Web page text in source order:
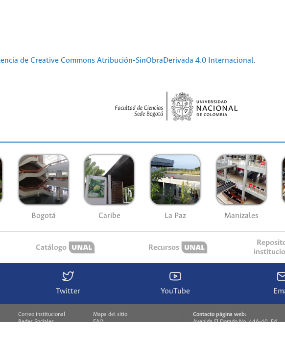
de Creative Commons Atribución-SinObraDerivada 4.0 Internacional.
Bogotá Caribe La Paz Manizales
Catálogo Recursos
Twitter YouTube
Correo institucional
Mapa del sitio
Redes Sociales
FAQ
Contacto página web:
Avenida El Dorado No. 44A-40, Ed.